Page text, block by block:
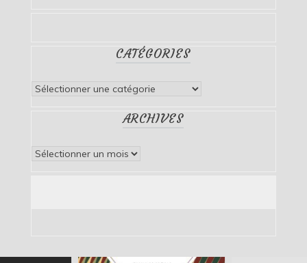
CATÉGORIES
Catégories
ARCHIVES
Archives